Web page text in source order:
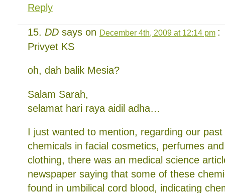
Reply
DD says on December 4th, 2009 at 12:14 pm :
Privyet KS
oh, dah balik Mesia?
Salam Sarah,
selamat hari raya aidil adha…
I just wanted to mention, regarding our
chemicals in facial cosmetics, perfumes
clothing, there was an medical science
newspaper saying that some of these
found in umbilical cord blood, indicating